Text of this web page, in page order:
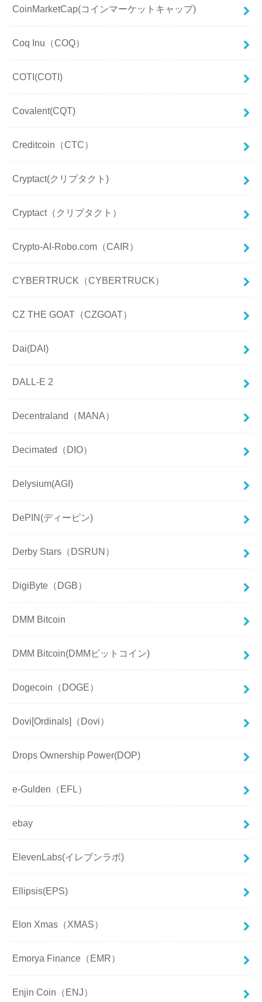
CoinMarketCap(コインマーケットキャップ)
Coq Inu（COQ）
COTI(COTI)
Covalent(CQT)
Creditcoin（CTC）
Cryptact(クリプタクト)
Cryptact（クリプタクト）
Crypto-AI-Robo.com（CAIR）
CYBERTRUCK（CYBERTRUCK）
CZ THE GOAT（CZGOAT）
Dai(DAI)
DALL-E 2
Decentraland（MANA）
Decimated（DIO）
Delysium(AGI)
DePIN(ディーピン)
Derby Stars（DSRUN）
DigiByte（DGB）
DMM Bitcoin
DMM Bitcoin(DMMビットコイン)
Dogecoin（DOGE）
Dovi[Ordinals]（Dovi）
Drops Ownership Power(DOP)
e-Gulden（EFL）
ebay
ElevenLabs(イレブンラボ)
Ellipsis(EPS)
Elon Xmas（XMAS）
Emorya Finance（EMR）
Enjin Coin（ENJ）